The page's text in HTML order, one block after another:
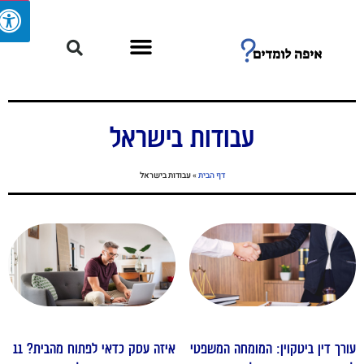
עבודות בישראל
דף הבית»עבודות בישראל
דין ביטקוין: המומחה המשפטי
איזה עסק כדאי לפתוח מהבית? 11